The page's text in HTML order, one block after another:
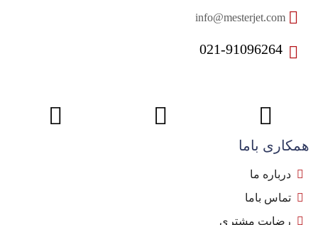
021-91096264
همکاری باما
درباره ما
تماس باما
رضایت مشتری